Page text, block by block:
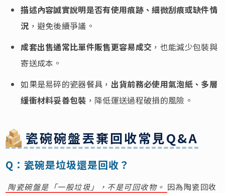
描述內容誠實說明是否有使用痕跡、細微刮痕或缺件情
況 ，避免後續爭議。
成套出售通常比單件販售更容易成交 ，也能減少包裝與
寄送成本。
如果是易碎的瓷器餐具， 出貨前務必使用氣泡紙、多層
緩衝材料妥善包裝 ，降低運送過程破損的風險。
瓷碗碗盤丟棄回收常見Q&A
Q：瓷碗是垃圾還是回收？
陶瓷碗盤是「一般垃圾」，不是可回收物。 因為陶瓷回收